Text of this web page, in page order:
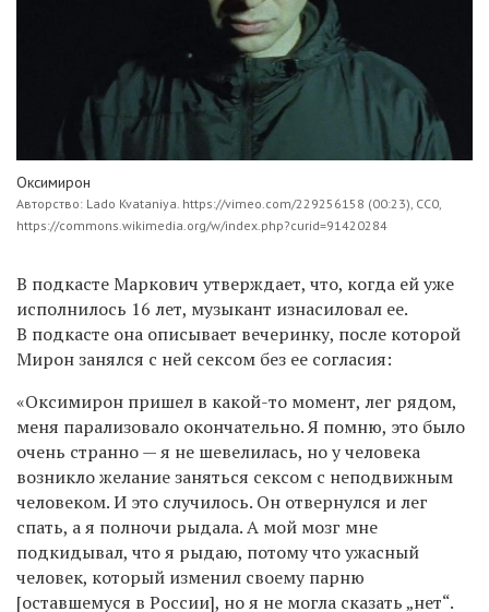
Оксимирон
Авторство: Lado Kvataniya. https://vimeo.com/229256158 (00:23), CC0,
https://commons.wikimedia.org/w/index.php?curid=91420284
В подкасте Маркович утверждает, что, когда ей уже
исполнилось 16 лет, музыкант изнасиловал ее.
В подкасте она описывает вечеринку, после которой
Мирон занялся с ней сексом без ее согласия:
«Оксимирон пришел в какой-то момент, лег рядом,
меня парализовало окончательно. Я помню, это было
очень странно — я не шевелилась, но у человека
возникло желание заняться сексом с неподвижным
человеком. И это случилось. Он отвернулся и лег
спать, а я полночи рыдала. А мой мозг мне
подкидывал, что я рыдаю, потому что ужасный
человек, который изменил своему парню
[оставшемуся в России], но я не могла сказать „нет“.